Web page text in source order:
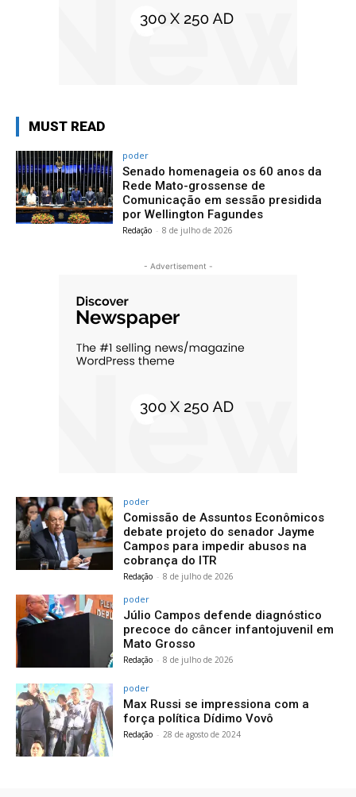
MUST READ
poder
Senado homenageia os 60 anos da
Rede Mato-grossense de
Comunicação em sessão presidida
por Wellington Fagundes
Redação - 8 de julho de 2026
- Advertisement -
poder
Comissão de Assuntos Econômicos
debate projeto do senador Jayme
Campos para impedir abusos na
cobrança do ITR
Redação - 8 de julho de 2026
poder
Júlio Campos defende diagnóstico
precoce do câncer infantojuvenil em
Mato Grosso
Redação - 8 de julho de 2026
poder
Max Russi se impressiona com a
força política Dídimo Vovô
Redação - 28 de agosto de 2024